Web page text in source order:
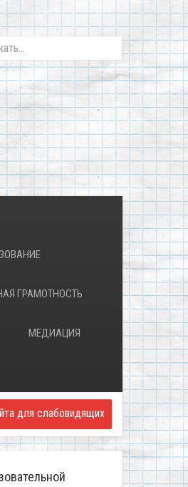
ГРАМОТНОСТЬ
МЕДИАЦИЯ
для слабовидящих